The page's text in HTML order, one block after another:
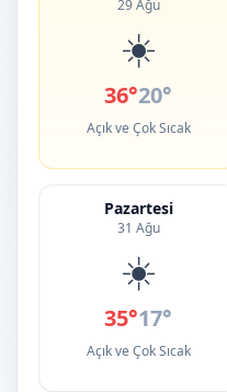
29 Ağu
☀️
36°20°
Açık ve Çok Sıcak
Pazartesi
31 Ağu
☀️
35°17°
Açık ve Çok Sıcak